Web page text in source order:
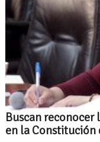
Buscan reconocer
en la Constitución